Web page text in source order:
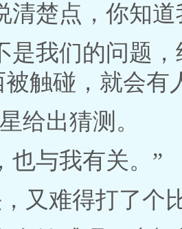
清楚点，你知
是我们的问题
触碰，就会有
给出猜测。
也与我有关。”
又难得打了个